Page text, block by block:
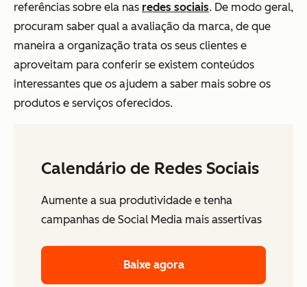
referências sobre ela nas redes sociais. De modo geral,
procuram saber qual a avaliação da marca, de que
maneira a organização trata os seus clientes e
aproveitam para conferir se existem conteúdos
interessantes que os ajudem a saber mais sobre os
produtos e serviços oferecidos.
Calendário de Redes Sociais
Aumente a sua produtividade e tenha
campanhas de Social Media mais assertivas
Baixe agora